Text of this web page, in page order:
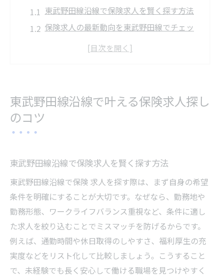
東武野田線沿線で保険求人を賢く探す方法
保険求人の最新動向を東武野田線でチェッ
保険求人選びに役立つ求人情報の活用法
未経験から挑戦できる保険求人の魅力とは
保険求人で未経験者が活躍できる理由
未経験歓迎の保険求人が増加している背景
保険求人で身につくスキルと経験の紹介
未経験から保険業界でキャリアを築く方法
不安を解消できる保険求人の選び方ガイド
ワークライフバランス重視の保険求人特集
東武野田線沿線で叶える保険求人探し
のコツ
東武野田線沿線で保険求人を賢く探す方法
東武野田線沿線で保険 求人を探す際は、まず自身の希望
条件を明確にすることが大切です。なぜなら、勤務地や
勤務形態、ワークライフバランス重視など、条件に適し
た求人を絞り込むことでミスマッチを防げるからです。
例えば、通勤時間や休日取得のしやすさ、福利厚生の充
実度などをリスト化して比較しましょう。こうすること
で、未経験でも長く安心して働ける職場を見つけやすく